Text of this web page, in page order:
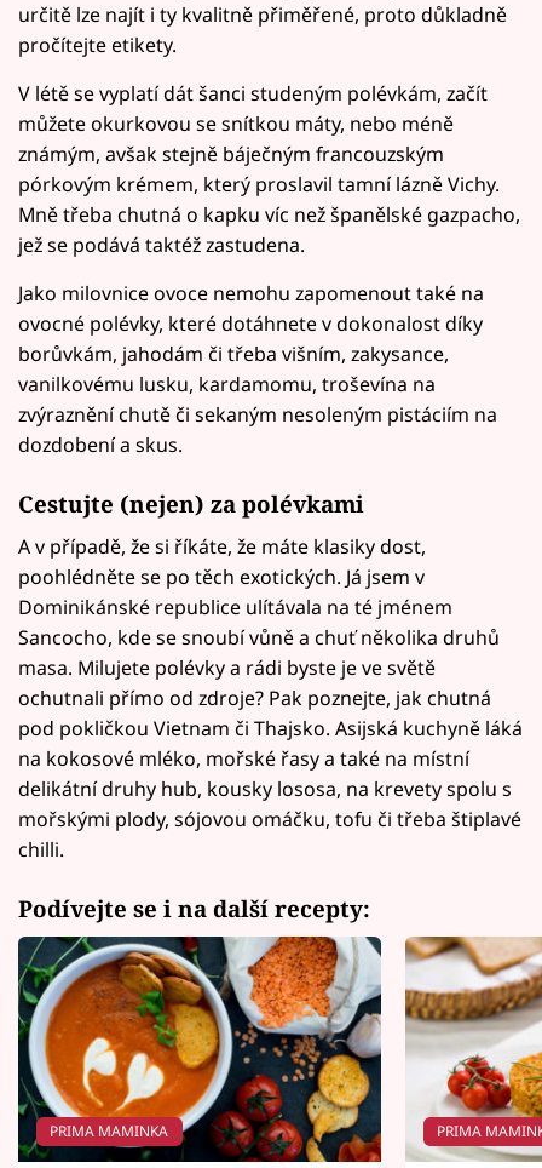
určitě lze najít i ty kvalitně přiměřené, proto důkladně
pročítejte etikety.
V létě se vyplatí dát šanci studeným polévkám, začít
můžete okurkovou se snítkou máty, nebo méně
známým, avšak stejně báječným francouzským
pórkovým krémem, který proslavil tamní lázně Vichy.
Mně třeba chutná o kapku víc než španělské gazpacho,
jež se podává taktéž zastudena.
Jako milovnice ovoce nemohu zapomenout také na
ovocné polévky, které dotáhnete v dokonalost díky
borůvkám, jahodám či třeba višním, zakysance,
vanilkovému lusku, kardamomu, troševína na
zvýraznění chutě či sekaným nesoleným pistáciím na
dozdobení a skus.
Cestujte (nejen) za polévkami
A v případě, že si říkáte, že máte klasiky dost,
poohlédněte se po těch exotických. Já jsem v
Dominikánské republice ulítávala na té jménem
Sancocho, kde se snoubí vůně a chuť několika druhů
masa. Milujete polévky a rádi byste je ve světě
ochutnali přímo od zdroje? Pak poznejte, jak chutná
pod pokličkou Vietnam či Thajsko. Asijská kuchyně láká
na kokosové mléko, mořské řasy a také na místní
delikátní druhy hub, kousky lososa, na krevety spolu s
mořskými plody, sójovou omáčku, tofu či třeba štiplavé
chilli.
Podívejte se i na další recepty:
PRIMA MAMINKA PRIMA